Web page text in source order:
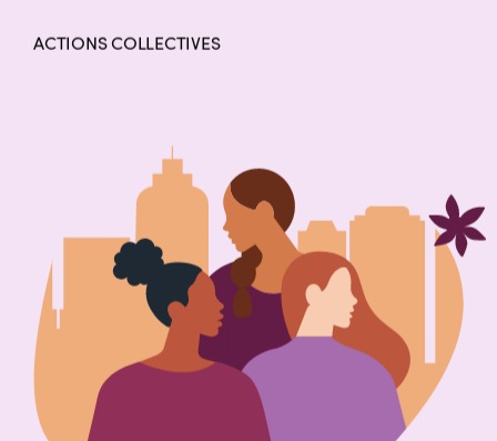
ACTIONS COLLECTIVES